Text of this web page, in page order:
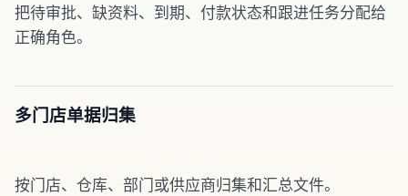
把待审批、缺资料、到期、付款状态和跟进任务分配给
正确角色。
多门店单据归集
按门店、仓库、部门或供应商归集和汇总文件。